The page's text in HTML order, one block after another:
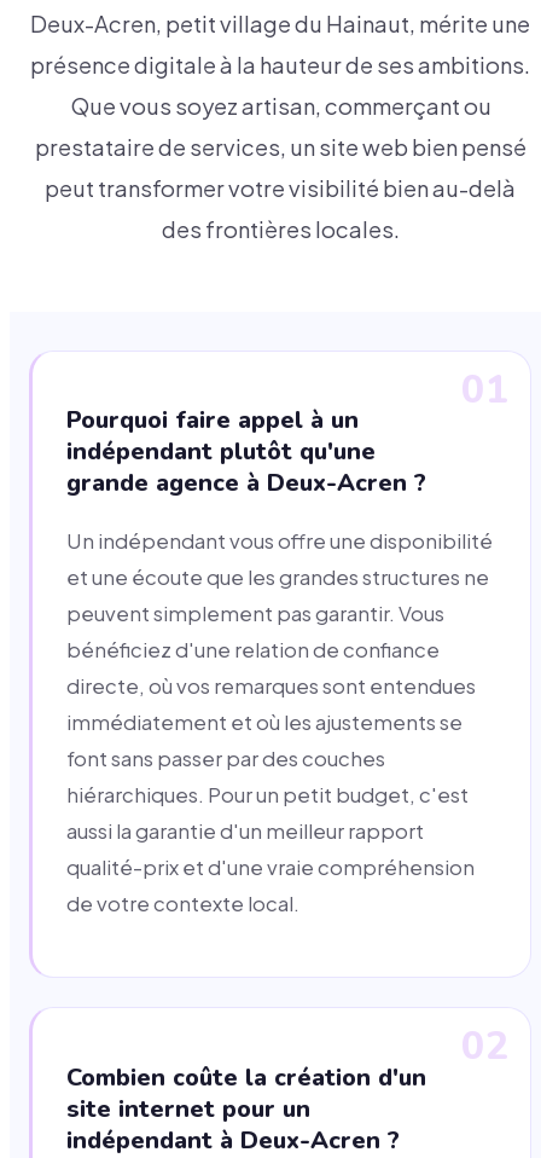
Deux-Acren, petit village du Hainaut, mérite une
présence digitale à la hauteur de ses ambitions.
Que vous soyez artisan, commerçant ou
prestataire de services, un site web bien pensé
peut transformer votre visibilité bien au-delà
des frontières locales.
01
Pourquoi faire appel à un
indépendant plutôt qu'une
grande agence à Deux-Acren ?
Un indépendant vous offre une disponibilité
et une écoute que les grandes structures ne
peuvent simplement pas garantir. Vous
bénéficiez d'une relation de confiance
directe, où vos remarques sont entendues
immédiatement et où les ajustements se
font sans passer par des couches
hiérarchiques. Pour un petit budget, c'est
aussi la garantie d'un meilleur rapport
qualité-prix et d'une vraie compréhension
de votre contexte local.
02
Combien coûte la création d'un
site internet pour un
indépendant à Deux-Acren ?